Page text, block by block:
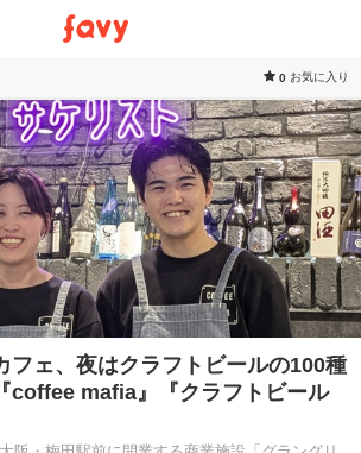
0 お気に入り
フェ、夜はクラフトビールの100種
coffee mafia』『クラフトビール